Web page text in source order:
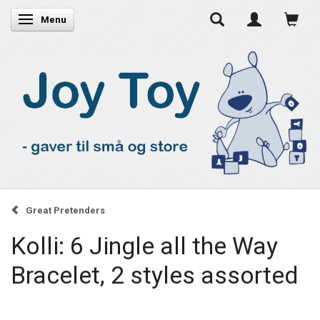
Skifte navigation
Menu
Great Pretenders
Kolli: 6 Jingle all the Way
Bracelet, 2 styles assorted